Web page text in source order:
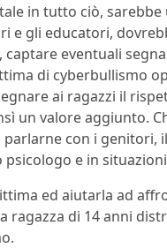
in tutto ciò, sarebbe
e gli educatori,
eventuali
di cyberbullismo
ai ragazzi il
un valore aggiunto.
con i genitori,
e in
ed aiutarla ad
ragazza di 14 anni